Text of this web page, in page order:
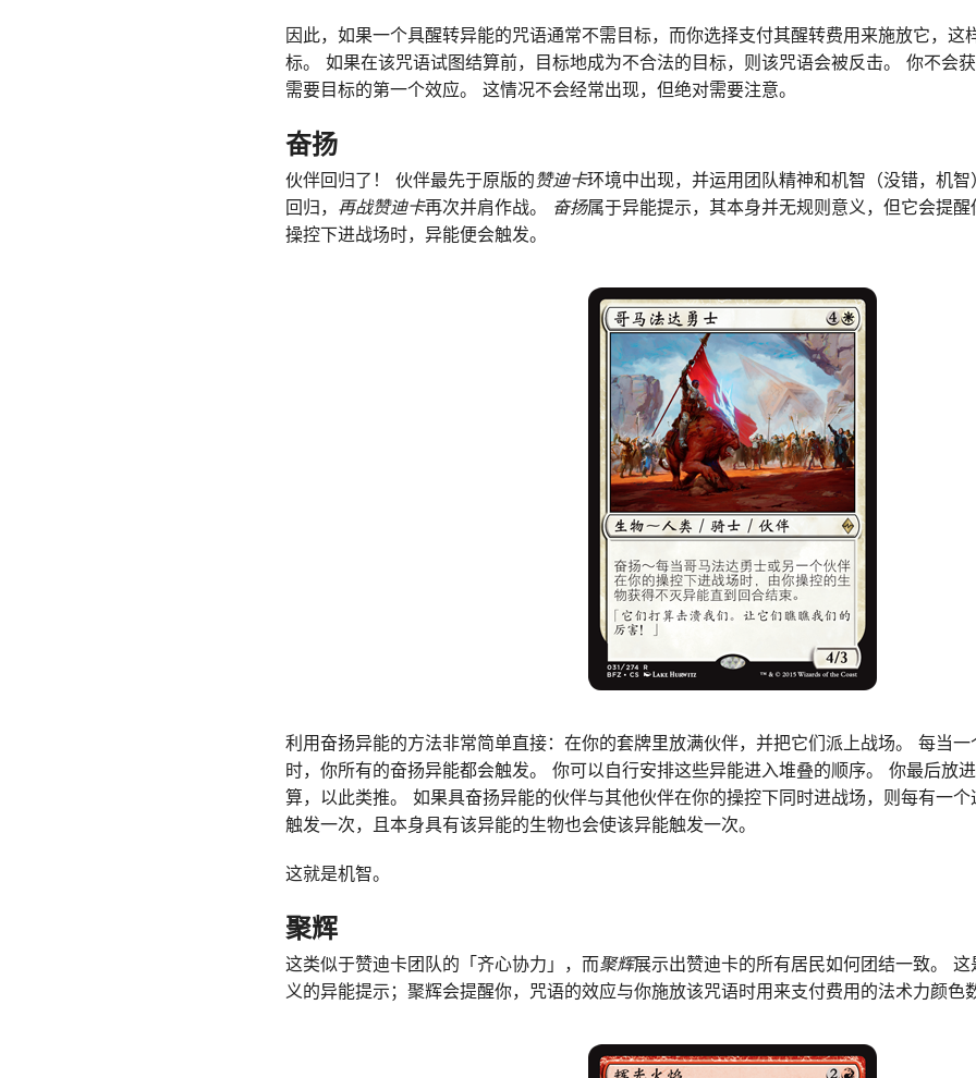
因此，如果一个具醒转异能的咒语通常不需目标，而你选择支付其醒转费用来施放它，这
标。 如果在该咒语试图结算前，目标地成为不合法的目标，则该咒语会被反击。 你不会
需要目标的第一个效应。 这情况不会经常出现，但绝对需要注意。
奋扬
伙伴回归了！ 伙伴最先于原版的赞迪卡环境中出现，并运用团队精神和机智（没错，机
回归， 再战赞迪卡再次并肩作战。 奋扬属于异能提示，其本身并无规则意义，但它会提
操控下进战场时，异能便会触发。
利用奋扬异能的方法非常简单直接：在你的套牌里放满伙伴，并把它们派上战场。 每当
时，你所有的奋扬异能都会触发。 你可以自行安排这些异能进入堆叠的顺序。 你最后放
算，以此类推。 如果具奋扬异能的伙伴与其他伙伴在你的操控下同时进战场，则每有一
触发一次，且本身具有该异能的生物也会使该异能触发一次。
这就是机智。
聚辉
这类似于赞迪卡团队的「齐心协力」，而聚辉展示出赞迪卡的所有居民如何团结一致。
义的异能提示；聚辉会提醒你，咒语的效应与你施放该咒语时用来支付费用的法术力颜色